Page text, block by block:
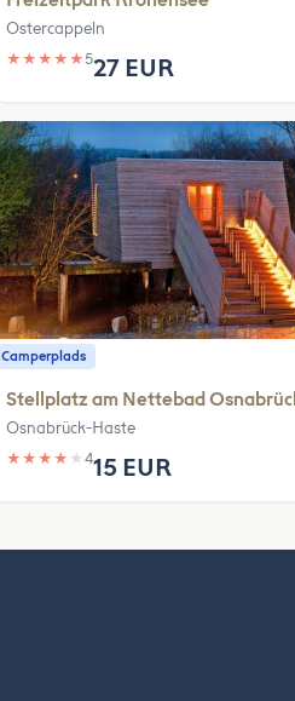
Ostercappeln
★ ★ ★ ★ ★527 EUR
Camperplads
Stellplatz am Nettebad
Osnabrück-Haste
★ ★ ★ ★ ★ 415 EUR